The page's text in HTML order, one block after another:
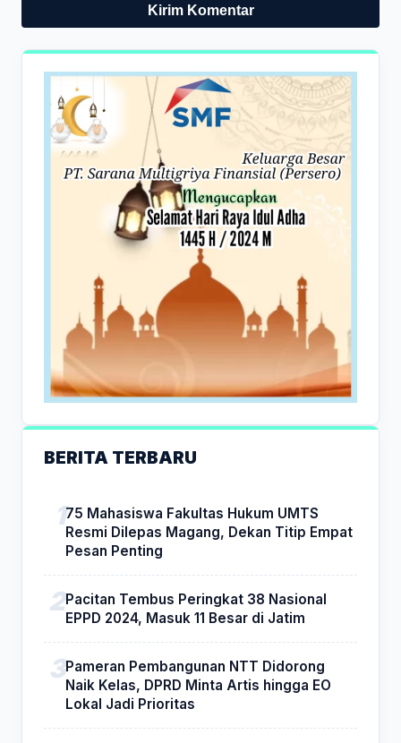
BERITA TERBARU
75 Mahasiswa Fakultas Hukum UMTS
Resmi Dilepas Magang, Dekan Titip Empat
Pesan Penting
Pacitan Tembus Peringkat 38 Nasional
EPPD 2024, Masuk 11 Besar di Jatim
Pameran Pembangunan NTT Didorong
Naik Kelas, DPRD Minta Artis hingga EO
Lokal Jadi Prioritas